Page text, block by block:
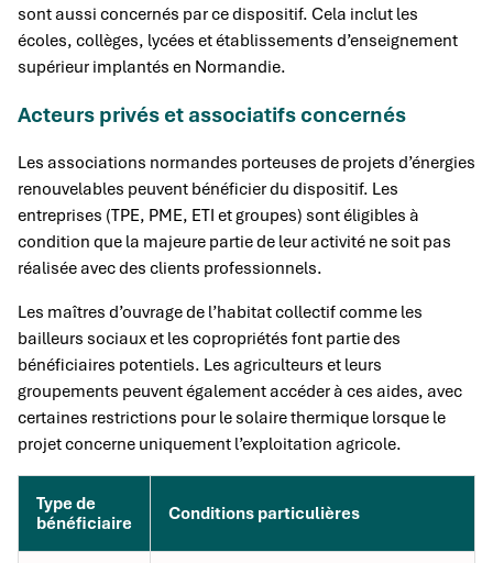
sont aussi concernés par ce dispositif. Cela inclut les
écoles, collèges, lycées et établissements d’enseignement
supérieur implantés en Normandie.
Acteurs privés et associatifs concernés
Les associations normandes porteuses de projets d’énergies
renouvelables peuvent bénéficier du dispositif. Les
entreprises (TPE, PME, ETI et groupes) sont éligibles à
condition que la majeure partie de leur activité ne soit pas
réalisée avec des clients professionnels.
Les maîtres d’ouvrage de l’habitat collectif comme les
bailleurs sociaux et les copropriétés font partie des
bénéficiaires potentiels. Les agriculteurs et leurs
groupements peuvent également accéder à ces aides, avec
certaines restrictions pour le solaire thermique lorsque le
projet concerne uniquement l’exploitation agricole.
Type de
bénéficiaire
Conditions particulières